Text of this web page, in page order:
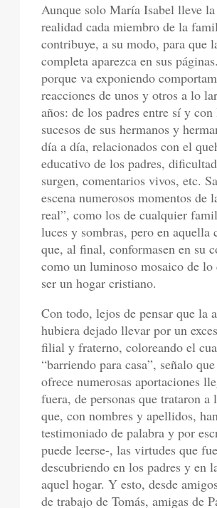
Aunque solo María Isabel lleve
realidad cada miembro de la
contribuye, a su modo, para que
completa aparezca en sus
porque va exponiendo
reacciones de unos y otros a lo
años: de los padres entre sí y
sucesos de sus hermanos y
día a día, relacionados con el
educativo de los padres,
surgen, comentarios vivos, etc.
escena numerosos momentos de
real”, como los de cualquier
luces y sombras, pero en aquella
que, al final, conformasen en su
como un luminoso mosaico de lo
ser un hogar cristiano.
Con todo, lejos de pensar que la
hubiera dejado llevar por un
filial y fraterno, coloreando el
“barriendo para casa”, señalo
ofrece numerosas aportaciones
fuera, de personas que trataron
que, con nombres y apellidos,
testimoniado de palabra y por
puede leerse-, las virtudes que
descubriendo en los padres y en
aquel hogar. Y esto, desde
de trabajo de Tomás, amigas de